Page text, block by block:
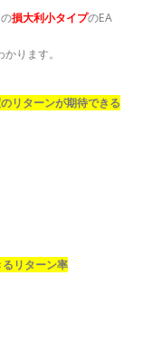
損大利小タイプのEA
ります。
リターンが期待できる
リターン率